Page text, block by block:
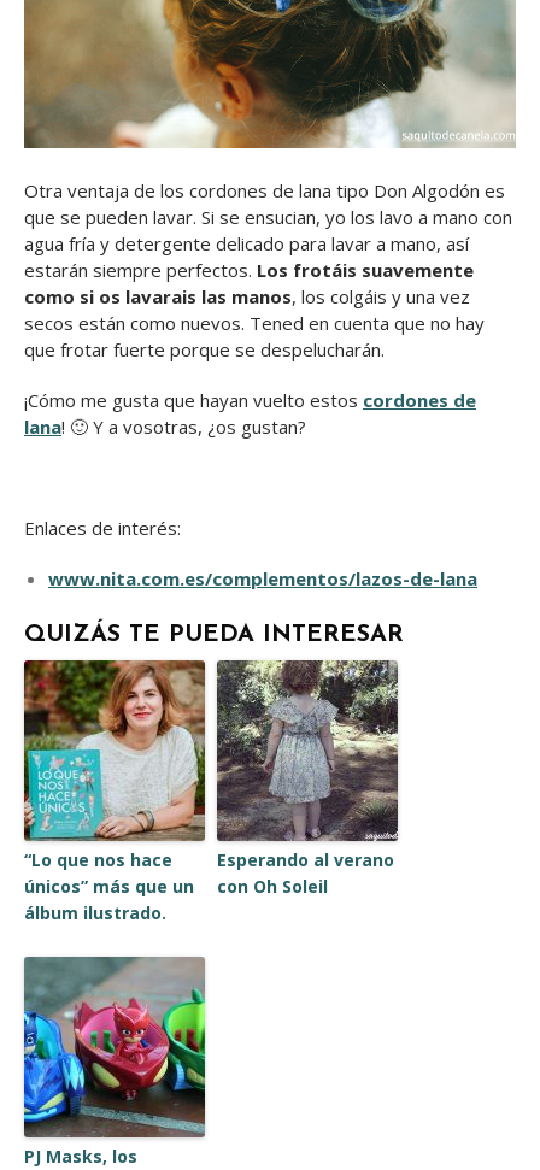
Otra ventaja de los cordones de lana tipo Don Algodón es
que se pueden lavar. Si se ensucian, yo los lavo a mano con
agua fría y detergente delicado para lavar a mano, así
estarán siempre perfectos. Los frotáis suavemente
como si os lavarais las manos, los colgáis y una vez
secos están como nuevos. Tened en cuenta que no hay
que frotar fuerte porque se despelucharán.
¡Cómo me gusta que hayan vuelto estos cordones de
lana! 🙂 Y a vosotras, ¿os gustan?
Enlaces de interés:
www.nita.com.es/complementos/lazos-de-lana
QUIZÁS TE PUEDA INTERESAR
“Lo que nos hace
únicos” más que un
álbum ilustrado.
Esperando al verano
con Oh Soleil
PJ Masks, los